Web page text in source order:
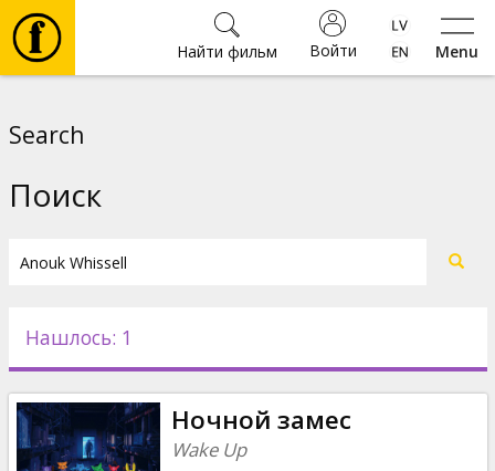
Menu
Войти
Найти фильм
Новости
Подарки
Search
Поиск
Нашлось: 1
Ночной замес
Wake Up